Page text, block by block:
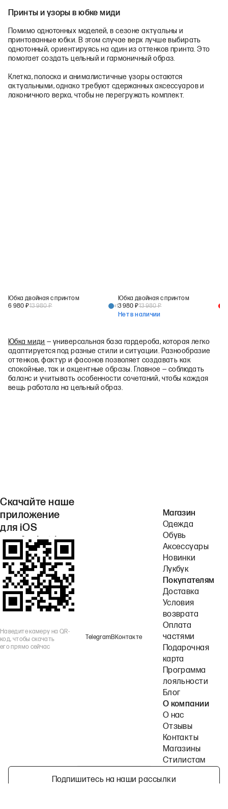
Принты и узоры в юбке миди
Помимо однотонных моделей, в сезоне актуальны и
принтованные юбки. В этом случае верх лучше выбирать
однотонный, ориентируясь на один из оттенков принта. Это
помогает создать цельный и гармоничный образ.
Клетка, полоска и анималистичные узоры остаются
актуальными, однако требуют сдержанных аксессуаров и
лаконичного верха, чтобы не перегружать комплект.
Юбка двойная с принтом
6 980 ₽13 980₽ +1
Юбка двойная с принтом
3 980 ₽13 980₽
Нет в наличии
Юбка миди — универсальная база гардероба, которая легко
адаптируется под разные стили и ситуации. Разнообразие
оттенков, фактур и фасонов позволяет создавать как
спокойные, так и акцентные образы. Главное — соблюдать
баланс и учитывать особенности сочетаний, чтобы каждая
вещь работала на цельный образ.
Скачайте наше
приложение
для iOS
или Android.
Наведите камеру на QR-
код, чтобы скачать
его прямо сейчас
TelegramВКонтакте
Магазин
Одежда
Обувь
Аксессуары
Новинки
Лукбук
Покупателям
Доставка
Условия
возврата
Оплата
частями
Подарочная
карта
Программа
лояльности
Блог
О компании
О нас
Отзывы
Контакты
Магазины
Стилистам
Подпишитесь на наши рассылки